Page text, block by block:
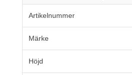
Artikelnummer
Märke
Höjd